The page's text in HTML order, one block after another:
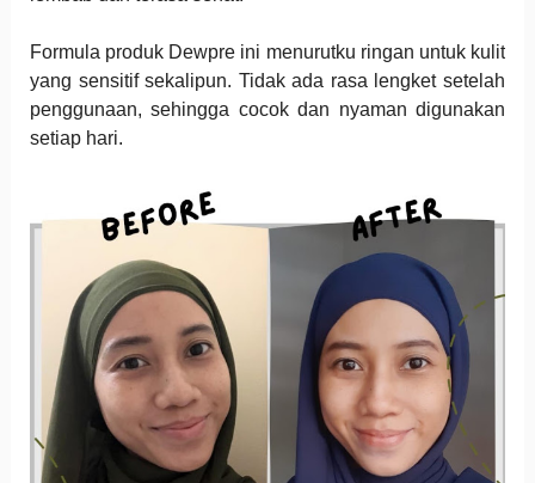
Formula produk Dewpre ini menurutku ringan untuk kulit
yang sensitif sekalipun. Tidak ada rasa lengket setelah
penggunaan, sehingga cocok dan nyaman digunakan
setiap hari.